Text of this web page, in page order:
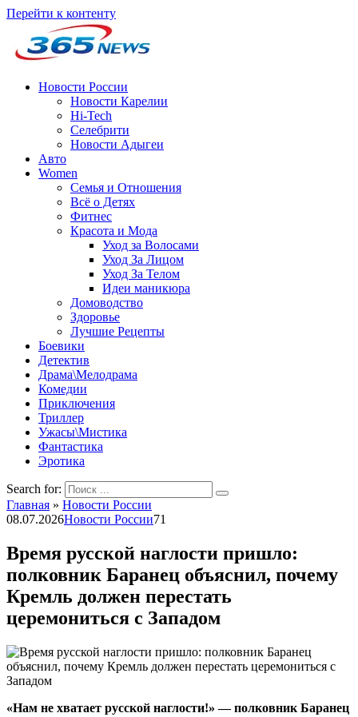
Перейти к контенту
Новости России
Новости Карелии
Hi-Tech
Селебрити
Новости Адыгеи
Авто
Women
Семья и Отношения
Всё о Детях
Фитнес
Красота и Мода
Уход за Волосами
Уход За Лицом
Уход За Телом
Идеи маникюра
Домоводство
Здоровье
Лучшие Рецепты
Боевики
Детектив
Драма\Мелодрама
Комедии
Приключения
Триллер
Ужасы\Мистика
Фантастика
Эротика
Search for:
Главная » Новости России
08.07.2026Новости России71
Время русской наглости пришло:
полковник Баранец объяснил, почему
Кремль должен перестать
церемониться с Западом
«Нам не хватает русской наглости!» — полковник Баранец